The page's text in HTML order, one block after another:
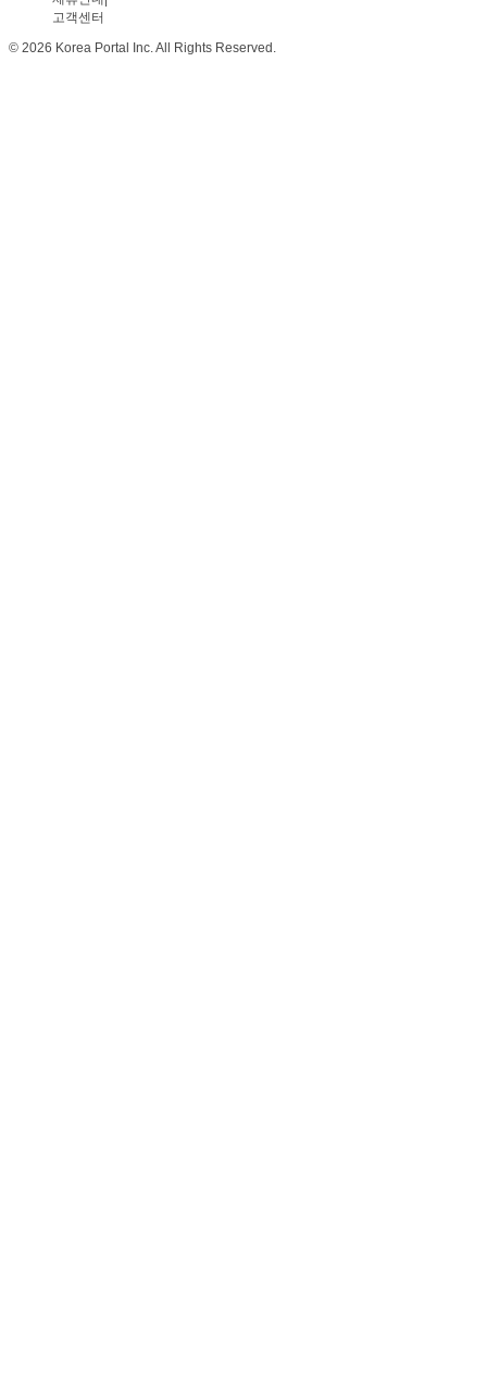
고객센터
© 2026 Korea Portal Inc. All Rights Reserved.